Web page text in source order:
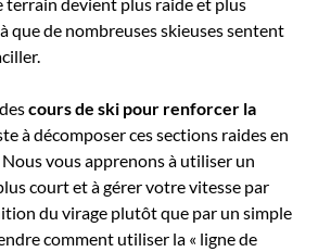
que de nombreuses skieuses sentent
cours de ski pour renforcer la
à décomposer ces sections raides en
vous apprenons à utiliser un
court et à gérer votre vitesse par
du virage plutôt que par un simple
comment utiliser la « ligne de